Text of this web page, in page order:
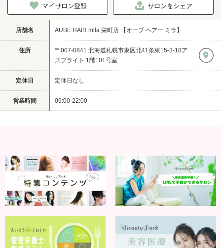
マイサロン登録 サロンをシェア
店舗名 AUBE HAIR mila 栄町店 【オーブ ヘアー ミラ】
住所
〒007-0841 北海道札幌市東区北41条東15-3-18ア
ズブライト 1階101号室
定休日 定休日なし
営業時間 09:00-22:00